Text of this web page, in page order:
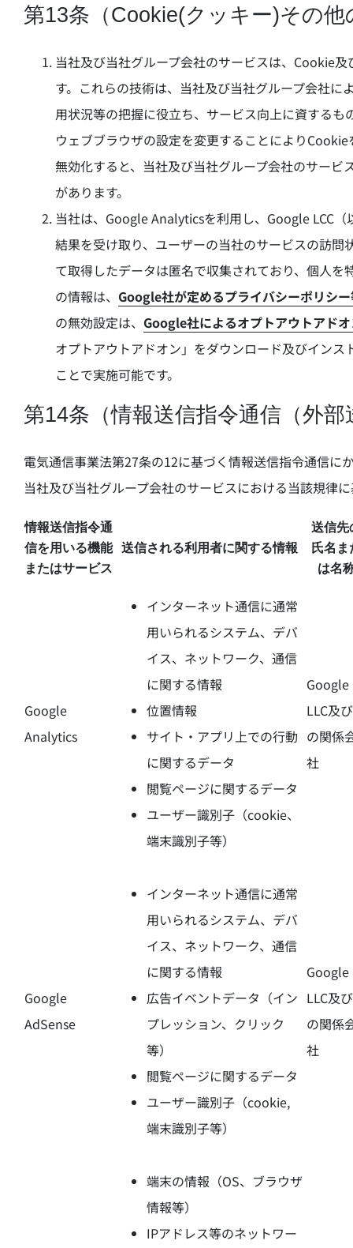
第13条（Cookie(クッキー)その他
当社及び当社グループ会社のサービスは、Cookie
す。これらの技術は、当社及び当社グループ会社
用状況等の把握に役立ち、サービス向上に資する
ウェブブラウザの設定を変更することにより
無効化すると、当社及び当社グループ会社のサー
があります。
当社は、Google Analyticsを利用し、Google LCC
結果を受け取り、ユーザーの当社のサービスの訪
て取得したデータは匿名で収集されており、個人
の情報は、 Google社が定めるプライバシーポリシ
の無効設定は、 Google社によるオプトアウトアド
オプトアウトアドオン」をダウンロード及びイン
ことで実施可能です。
第14条（情報送信指令通信（外
電気通信事業法第27条の12に基づく情報送信指令通信に
当社及び当社グループ会社のサービスにおける当該規律
情報送信指令通
信を用いる機能
またはサービス
送信される利用者に関する情報
送信先
氏名ま
は名
Google
Analytics
インターネット通信に通常
用いられるシステム、デバ
イス、ネットワーク、通信
に関する情報
位置情報
サイト・アプリ上での行動
に関するデータ
閲覧ページに関するデータ
ユーザー識別子（cookie、
端末識別子等）
Google
LLC及
の関係
社
Google
AdSense
インターネット通信に通常
用いられるシステム、デバ
イス、ネットワーク、通信
に関する情報
広告イベントデータ（イン
プレッション、クリック
等）
閲覧ページに関するデータ
ユーザー識別子（cookie,
端末識別子等）
Google
LLC及
の関係
社
端末の情報（OS、ブラウザ
情報等）
IPアドレス等のネットワー